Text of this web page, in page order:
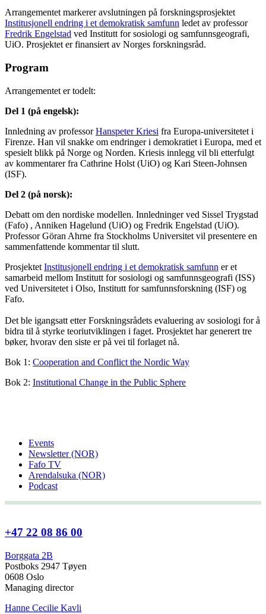
Arrangementet markerer avslutningen på forskningsprosjektet
Institusjonell endring i et demokratisk samfunn ledet av professor
Fredrik Engelstad ved Institutt for sosiologi og samfunnsgeografi,
UiO. Prosjektet er finansiert av Norges forskningsråd.
Program
Arrangementet er todelt:
Del 1 (på engelsk):
Innledning av professorHanspeter Kriesi fra Europa-universitetet i
Firenze. Han vil snakke om endringer i demokratiet i Europa, med et
spesielt blikk på Norge og Norden. Kriesis innlegg vil bli etterfulgt
av kommentarer fra Cathrine Holst (UiO) og Kari Steen-Johnsen
(ISF).
Del 2 (på norsk):
Debatt om den nordiske modellen. Innledninger ved Sissel Trygstad
(Fafo) , Anniken Hagelund (UiO) og Fredrik Engelstad (UiO).
Professor Göran Ahrne fra Stockholms Universitet vil presentere en
sammenfattende kommentar til slutt.
Prosjektet Institusjonell endring i et demokratisk samfunn er et
samarbeid mellom Institutt for sosiologi og samfunnsgeografi (ISS)
ved Universitetet i Olso, Institutt for samfunnsforskning (ISF) og
Fafo.
Det ble igangsatt etter Forskningsrådets evaluering av sosiologi for å
bidra til å styrke teoriutviklingen i faget. Prosjektet har generert tre
bøker, hvorav den siste er på vei til forlaget nå.
Bok 1: Cooperation and Conflict the Nordic Way
Bok 2: Institutional Change in the Public Sphere
Events
Newsletter (NOR)
Fafo TV
Arendalsuka (NOR)
Podcast
+47 22 08 86 00
Borggata 2B
Postboks 2947 Tøyen
0608 Oslo
Managing director
Hanne Cecilie Kavli